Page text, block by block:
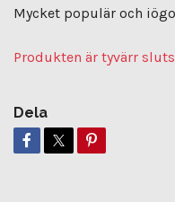
Mycket populär och
Produkten är tyvärr
Dela